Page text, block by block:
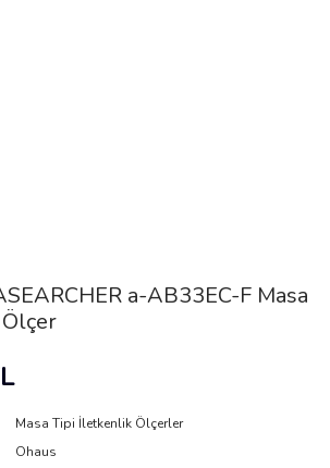
a-AB33EC-F Masa
Masa Tipi İletkenlik Ölçerler
Ohaus